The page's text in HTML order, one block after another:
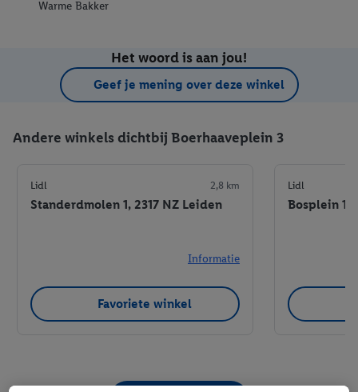
Warme Bakker
Het woord is aan jou!
Geef je mening over deze winkel
Andere winkels dichtbij Boerhaaveplein 3
Lidl 2,8 km
Standerdmolen 1, 2317 NZ Leiden
Informatie
Favoriete winkel
Lidl
Bosplein 1,